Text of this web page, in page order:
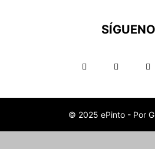
© 2025 ePinto - Por